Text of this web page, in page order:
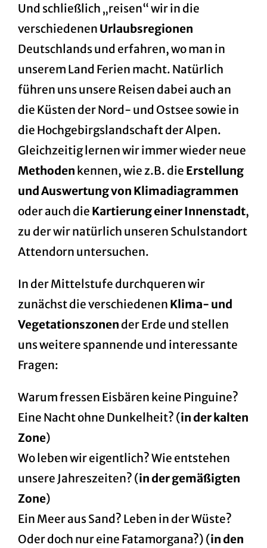
Und schließlich „reisen“ wir in die
verschiedenen Urlaubsregionen
Deutschlands und erfahren, wo man in
unserem Land Ferien macht. Natürlich
führen uns unsere Reisen dabei auch an
die Küsten der Nord- und Ostsee sowie in
die Hochgebirgslandschaft der Alpen.
Gleichzeitig lernen wir immer wieder neue
Methoden kennen, wie z.B. die Erstellung
und Auswertung von Klimadiagrammen
oder auch die Kartierung einer Innenstadt,
zu der wir natürlich unseren Schulstandort
Attendorn untersuchen.
In derMittelstufe durchqueren wir
zunächst die verschiedenen Klima- und
Vegetationszonen der Erde und stellen
uns weitere spannende und interessante
Fragen:
Warum fressen Eisbären keine Pinguine?
Eine Nacht ohne Dunkelheit? (in der kalten
Zone)
Wo leben wir eigentlich? Wie entstehen
unsere Jahreszeiten? (in der gemäßigten
Zone)
Ein Meer aus Sand? Leben in der Wüste?
Oder doch nur eine Fatamorgana?) (in den